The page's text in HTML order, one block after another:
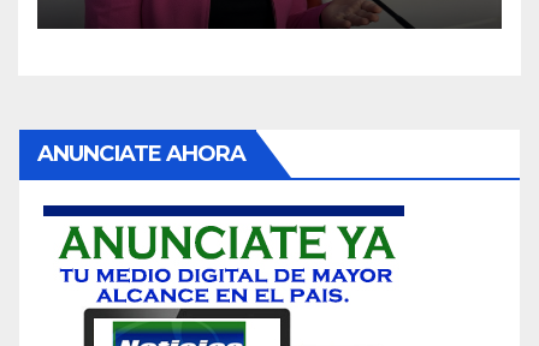
ANUNCIATE AHORA